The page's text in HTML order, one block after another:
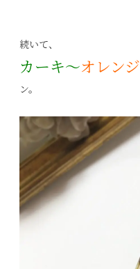
続いて、
カーキ～オレンジ
ン。